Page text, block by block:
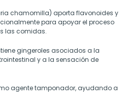
chamomilla) aporta flavonoides y
para apoyar el proceso
las comidas.
gingeroles asociados a la
y a la sensación de
agente tamponador, ayudando a